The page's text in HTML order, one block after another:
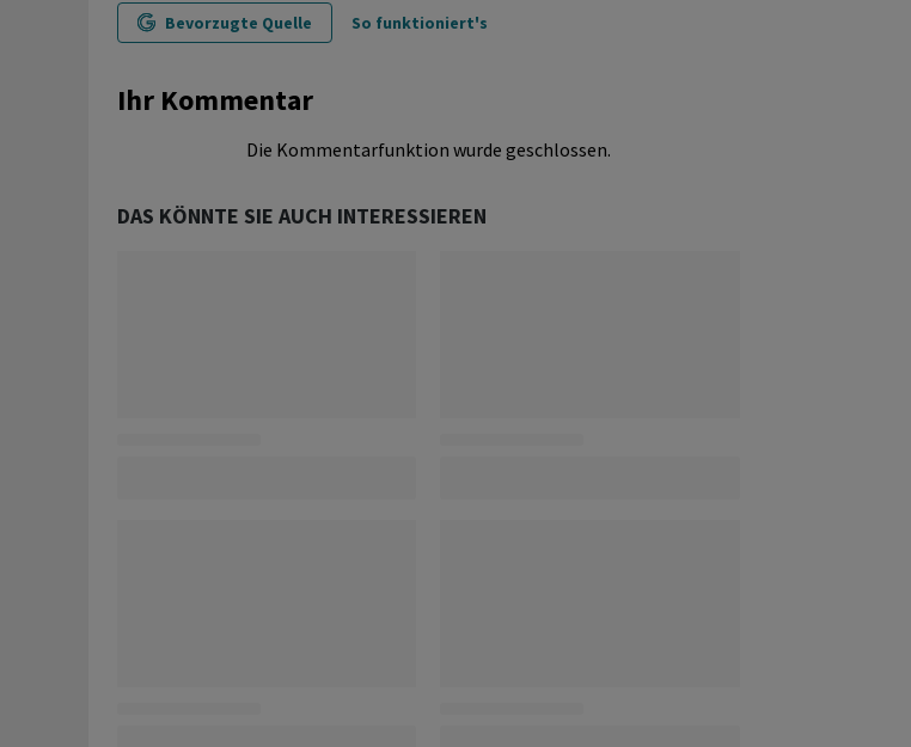
Bevorzugte Quelle So funktioniert's
Ihr Kommentar
Die Kommentarfunktion wurde geschlossen.
DAS KÖNNTE SIE AUCH INTERESSIEREN